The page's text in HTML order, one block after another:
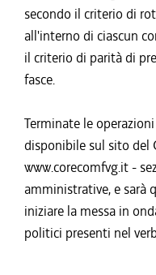
secondo il criterio di
all'interno di ciascun
il criterio di parità di
fasce.
Terminate le
disponibile sul sito del
www.corecomfvg.it -
amministrative, e sarà
iniziare la messa in
politici presenti nel